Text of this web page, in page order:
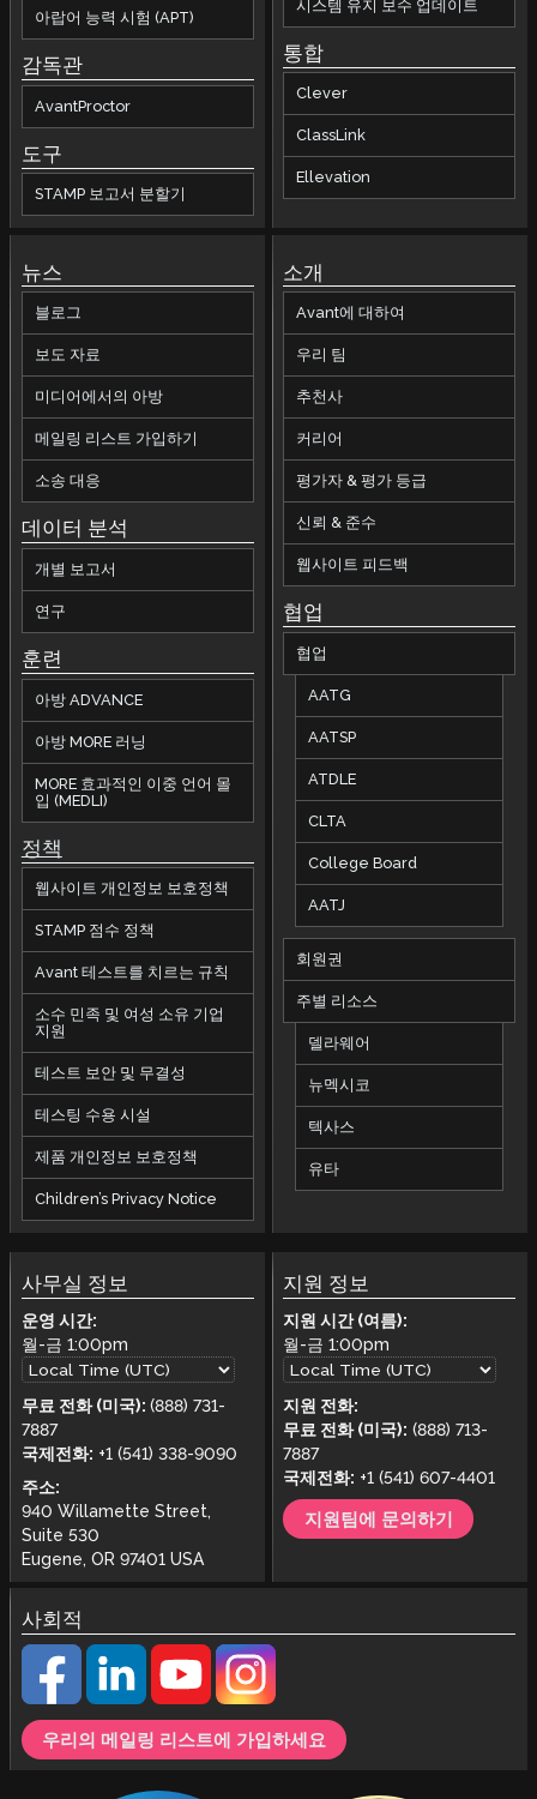
아랍어 능력 시험 (APT)
감독관
AvantProctor
도구
STAMP 보고서 분할기
시스템 유지 보수 업데이트
통합
Clever
ClassLink
Ellevation
뉴스
블로그
보도 자료
미디어에서의 아방
메일링 리스트 가입하기
소송 대응
데이터 분석
개별 보고서
연구
훈련
아방 ADVANCE
아방 MORE 러닝
MORE 효과적인 이중 언어 몰
입 (MEDLI)
정책
웹사이트 개인정보 보호정책
STAMP 점수 정책
Avant 테스트를 치르는 규칙
소수 민족 및 여성 소유 기업
지원
테스트 보안 및 무결성
테스팅 수용 시설
제품 개인정보 보호정책
Children’s Privacy Notice
소개
Avant에 대하여
우리 팀
추천사
커리어
평가자 & 평가 등급
신뢰 & 준수
웹사이트 피드백
협업
협업
AATG
AATSP
ATDLE
CLTA
College Board
AATJ
회원권
주별 리소스
델라웨어
뉴멕시코
텍사스
유타
사무실 정보
운영 시간:
월-금 1:00pm
무료 전화 (미국): (888) 731-
7887
국제전화: +1 (541) 338-9090
주소:
940 Willamette Street,
Suite 530
Eugene, OR 97401 USA
지원 정보
지원 시간 (여름):
월-금1:00pm
지원 전화:
무료 전화 (미국): (888) 713-
7887
국제전화: +1 (541) 607-4401
지원팀에 문의하기
사회적
우리의 메일링 리스트에 가입하세요